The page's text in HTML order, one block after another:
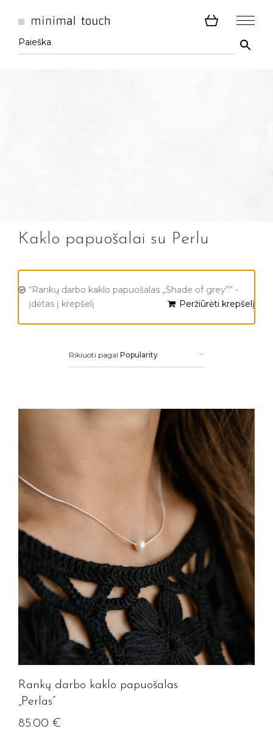
Kaklo papuošalai su Perlu
“Rankų darbo kaklo papuošalas „Shade of grey”” -
įdėtas į krepšelį
Peržiūrėti krepšelį
Rikiuoti pagal Popularity
Rankų darbo kaklo papuošalas
„Perlas”
85.00 €